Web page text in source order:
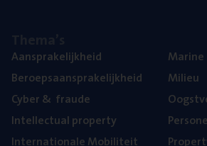
Aan­spra­ke­lijk­heid
Beroeps­aan­spra­ke­lijk­heid
Cyber& fraude
Intel­lec­tu­al property
Inter­na­ti­o­na­le Mobiliteit
Mari­ne
Mili­eu